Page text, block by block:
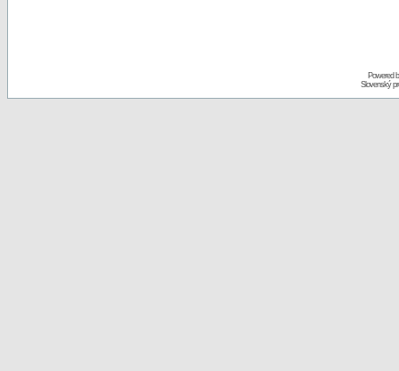
Powered
Slovenský